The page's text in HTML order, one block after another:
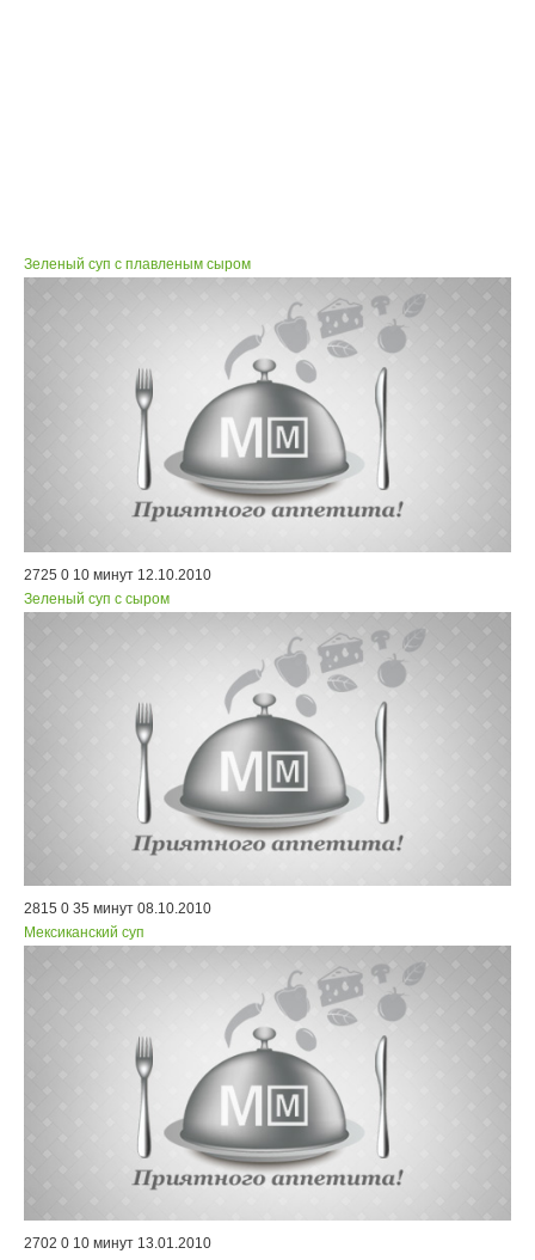
Зеленый суп с плавленым сыром
2725 0 10 минут 12.10.2010
Зеленый суп с сыром
2815 0 35 минут 08.10.2010
Мексиканский суп
2702 0 10 минут 13.01.2010